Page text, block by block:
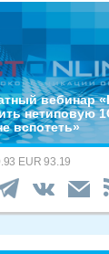
вебинар
нетиповую
вспотеть»
EUR 93.19